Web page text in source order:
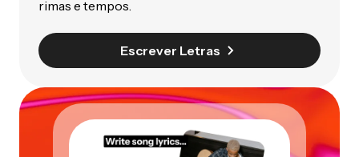
rimas e tempos.
Escrever Letras